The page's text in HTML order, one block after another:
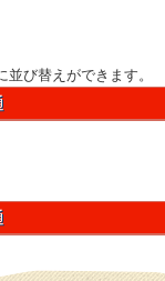
び替えができます。